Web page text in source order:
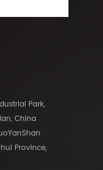
Park,
China
Province,